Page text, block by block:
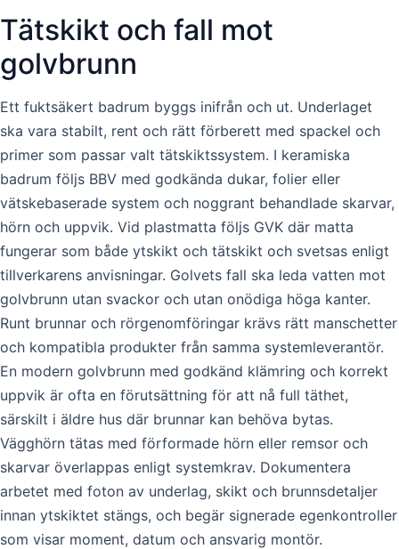
Tätskikt och fall mot
golvbrunn
Ett fuktsäkert badrum byggs inifrån och ut. Underlaget
ska vara stabilt, rent och rätt förberett med spackel och
primer som passar valt tätskiktssystem. I keramiska
badrum följs BBV med godkända dukar, folier eller
vätskebaserade system och noggrant behandlade skarvar,
hörn och uppvik. Vid plastmatta följs GVK där matta
fungerar som både ytskikt och tätskikt och svetsas enligt
tillverkarens anvisningar. Golvets fall ska leda vatten mot
golvbrunn utan svackor och utan onödiga höga kanter.
Runt brunnar och rörgenomföringar krävs rätt manschetter
och kompatibla produkter från samma systemleverantör.
En modern golvbrunn med godkänd klämring och korrekt
uppvik är ofta en förutsättning för att nå full täthet,
särskilt i äldre hus där brunnar kan behöva bytas.
Vägghörn tätas med förformade hörn eller remsor och
skarvar överlappas enligt systemkrav. Dokumentera
arbetet med foton av underlag, skikt och brunnsdetaljer
innan ytskiktet stängs, och begär signerade egenkontroller
som visar moment, datum och ansvarig montör.